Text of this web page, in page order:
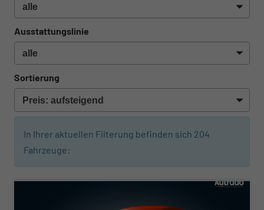
Ausstattungslinie
Sortierung
In Ihrer aktuellen Filterung befinden sich 204
Fahrzeuge:
ab 408,– € mtl.